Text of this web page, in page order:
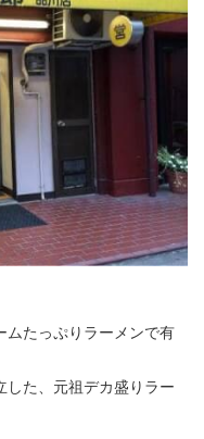
ムたっぷりラーメンで有
た、元祖デカ盛りラー